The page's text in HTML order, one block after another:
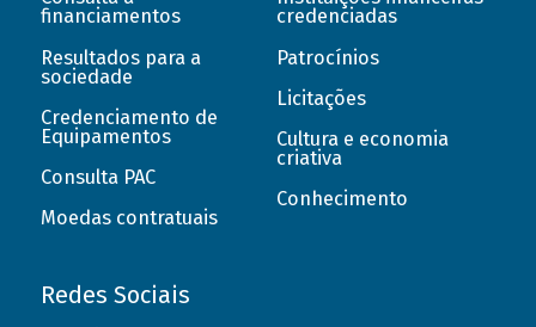
financiamentos
Resultados para a
sociedade
Credenciamento de
Equipamentos
Consulta PAC
Moedas contratuais
credenciadas
Patrocínios
Licitações
Cultura e economia
criativa
Conhecimento
Redes Sociais